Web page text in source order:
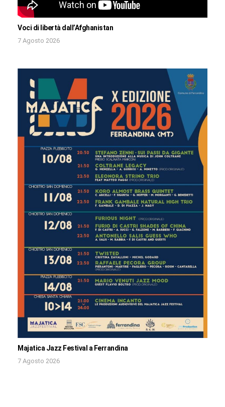
Voci di libertà dall’Afghanistan
7 Agosto 2026
Majatica Jazz Festival a Ferrandina
7 Agosto 2026